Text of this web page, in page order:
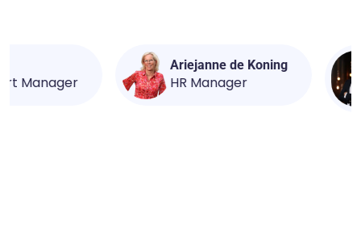
Ariejanne de Koning
HR Manager
Jorin